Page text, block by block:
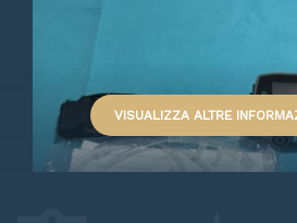
puntuale!
VISUALIZZA ALTRE